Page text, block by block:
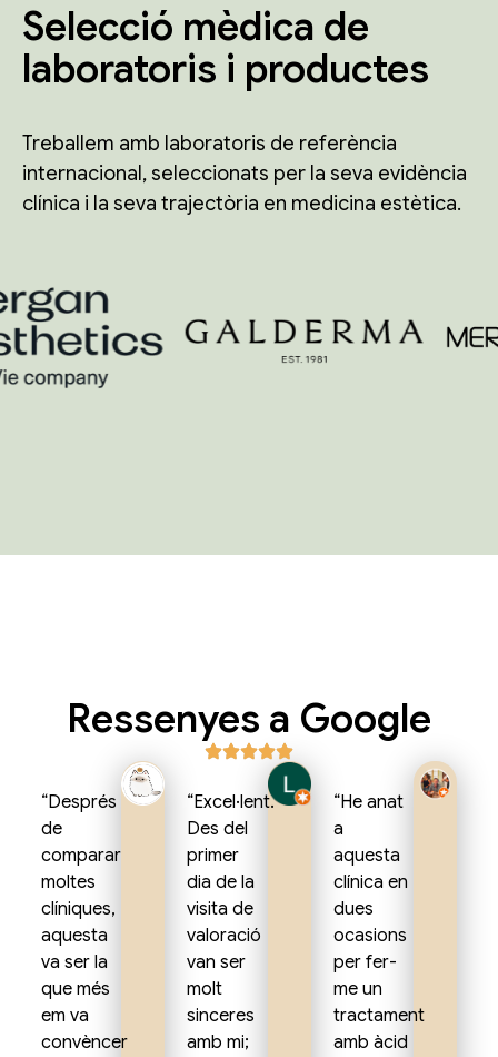
Selecció mèdica de
laboratoris i productes
Treballem amb laboratoris de referència
internacional, seleccionats per la seva evidència
clínica i la seva trajectòria en medicina estètica.
“Després
de
comparar
moltes
clíniques,
aquesta
va ser la
que més
em va
convèncer
“Excel·lent.
Des del
primer
dia de la
visita de
valoració
van ser
molt
sinceres
amb mi;
“He anat
a
aquesta
clínica en
dues
ocasions
per fer-
me un
tractament
amb àcid
Ressenyes a Google